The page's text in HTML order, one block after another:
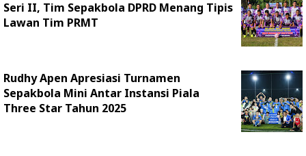
Seri II, Tim Sepakbola DPRD Menang Tipis
Lawan Tim PRMT
Rudhy Apen Apresiasi Turnamen
Sepakbola Mini Antar Instansi Piala
Three Star Tahun 2025